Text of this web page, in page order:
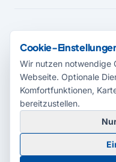
© 2026 Radio Potsdam.
Cookie-
Wir nutzen notwendige
Webseite. Optionale
Komfortfunktionen,
bereitzustellen.